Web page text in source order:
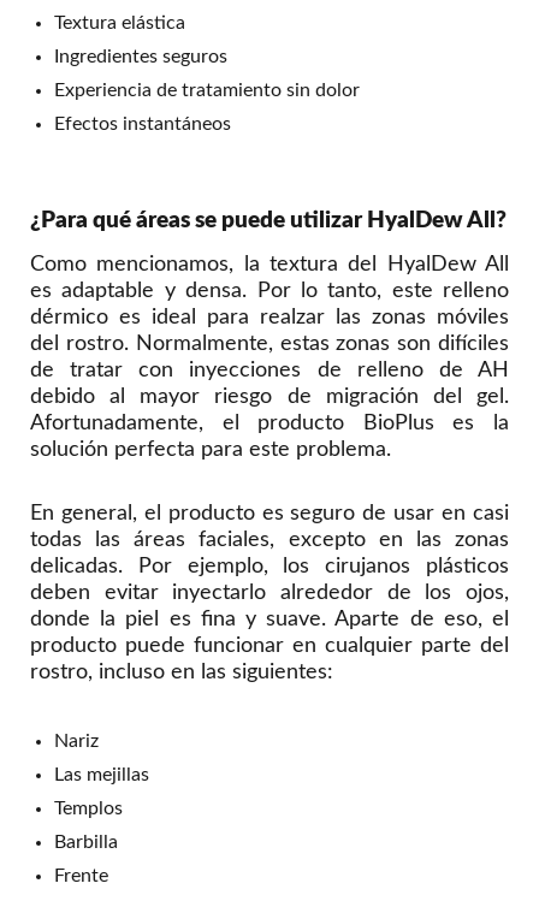
Textura elástica
Ingredientes seguros
Experiencia de tratamiento sin dolor
Efectos instantáneos
¿Para qué áreas se puede utilizar HyalDew All?
Como mencionamos, la textura del HyalDew All
es adaptable y densa. Por lo tanto, este relleno
dérmico es ideal para realzar las zonas móviles
del rostro. Normalmente, estas zonas son difíciles
de tratar con inyecciones de relleno de AH
debido al mayor riesgo de migración del gel.
Afortunadamente, el producto BioPlus es la
solución perfecta para este problema.
En general, el producto es seguro de usar en casi
todas las áreas faciales, excepto en las zonas
delicadas. Por ejemplo, los cirujanos plásticos
deben evitar inyectarlo alrededor de los ojos,
donde la piel es fina y suave. Aparte de eso, el
producto puede funcionar en cualquier parte del
rostro, incluso en las siguientes:
Nariz
Las mejillas
Templos
Barbilla
Frente